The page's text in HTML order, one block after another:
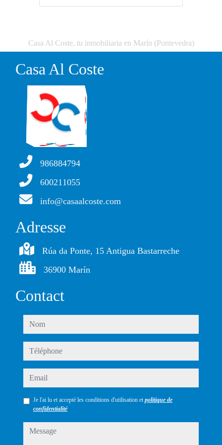
Casa Al Coste, tu inmobiliaria en Marín (Pontevedra)
Casa Al Coste
986884794
600211055
info@casaalcoste.com
Adresse
Rúa da Ponte, 15 Antigua Bastarreche
36900 Marín
Contact
nom
téléphone
email
Je l'ai lu et accepté les conditions d'utilisation etpolitique de
confidentialité
message